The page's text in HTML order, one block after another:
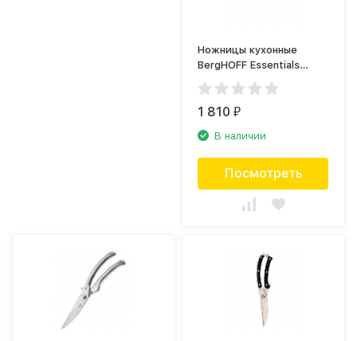
Ножницы кухонные
BergHOFF Essentials
1301089
1 810₽
В наличии
Посмотреть